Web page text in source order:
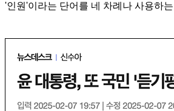
'인원'이라는 단어를 네 차례나 사용하